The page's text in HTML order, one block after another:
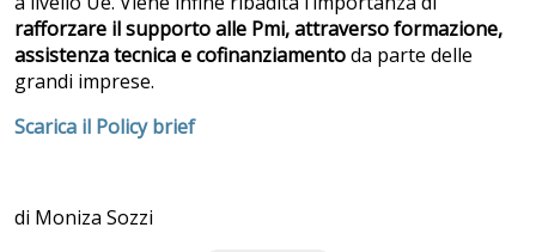
rafforzare il supporto alle Pmi, attraverso formazione,
assistenza tecnica e cofinanziamentoda parte delle
grandi imprese.
Scarica il Policy brief
di Moniza Sozzi